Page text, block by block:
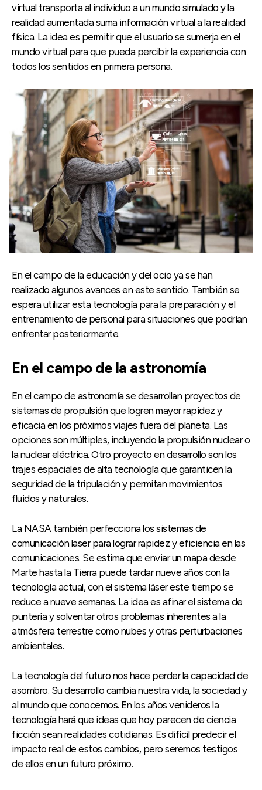
virtual transporta al individuo a un mundo simulado y la
realidad aumentada suma información virtual a la realidad
física. La idea es permitir que el usuario se sumerja en el
mundo virtual para que pueda percibir la experiencia con
todos los sentidos en primera persona.
En el campo de la educación y del ocio ya se han
realizado algunos avances en este sentido. También se
espera utilizar esta tecnología para la preparación y el
entrenamiento de personal para situaciones que podrían
enfrentar posteriormente.
En el campo de la astronomía
En el campo de astronomía se desarrollan proyectos de
sistemas de propulsión que logren mayor rapidez y
eficacia en los próximos viajes fuera del planeta. Las
opciones son múltiples, incluyendo la propulsión nuclear o
la nuclear eléctrica. Otro proyecto en desarrollo son los
trajes espaciales de alta tecnología que garanticen la
seguridad de la tripulación y permitan movimientos
fluidos y naturales.
La NASA también perfecciona los sistemas de
comunicación laser para lograr rapidez y eficiencia en las
comunicaciones. Se estima que enviar un mapa desde
Marte hasta la Tierra puede tardar nueve años con la
tecnología actual, con el sistema láser este tiempo se
reduce a nueve semanas. La idea es afinar el sistema de
puntería y solventar otros problemas inherentes a la
atmósfera terrestre como nubes y otras perturbaciones
ambientales.
La tecnología del futuro nos hace perder la capacidad de
asombro. Su desarrollo cambia nuestra vida, la sociedad y
al mundo que conocemos. En los años venideros la
tecnología hará que ideas que hoy parecen de ciencia
ficción sean realidades cotidianas. Es difícil predecir el
impacto real de estos cambios, pero seremos testigos
de ellos en un futuro próximo.